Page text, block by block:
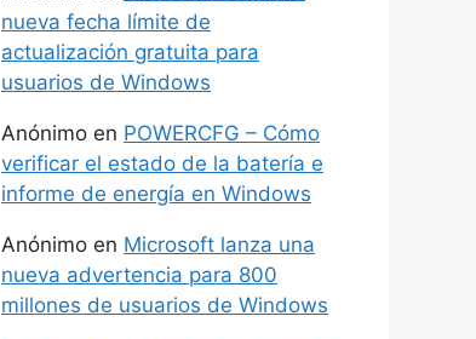
nueva fecha límite de
actualización gratuita para
usuarios de Windows
Anónimo en POWERCFG – Cómo
verificar el estado de la batería e
informe de energía en Windows
Anónimo en Microsoft lanza una
nueva advertencia para 800
millones de usuarios de Windows